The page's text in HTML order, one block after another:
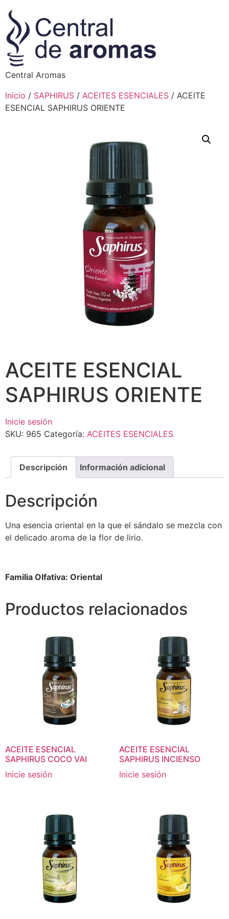
Central Aromas
Inicio / SAPHIRUS / ACEITES ESENCIALES / ACEITE
ESENCIAL SAPHIRUS ORIENTE
ACEITE ESENCIAL
SAPHIRUS ORIENTE
Inicie sesión
SKU: 965 Categoría: ACEITES ESENCIALES
Descripción Información adicional
Descripción
Una esencia oriental en la que el sándalo se mezcla con
el delicado aroma de la flor de lirio.
Familia Olfativa: Oriental
Productos relacionados
ACEITE ESENCIAL
SAPHIRUS COCO VAI
Inicie sesión
ACEITE ESENCIAL
SAPHIRUS INCIENSO
Inicie sesión